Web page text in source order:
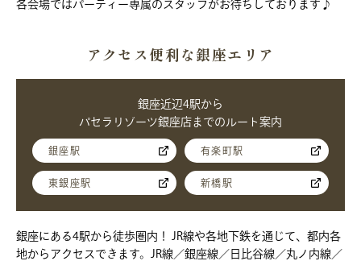
各会場ではパーティー専属のスタッフがお待ちしております♪
アクセス便利な銀座エリア
銀座近辺4駅から
パセラリゾーツ銀座店までのルート案内
銀座駅 有楽町駅
東銀座駅 新橋駅
銀座にある4駅から徒歩圏内！ JR線や各地下鉄を通じて、都内各
地からアクセスできます。JR線／銀座線／日比谷線／丸ノ内線／